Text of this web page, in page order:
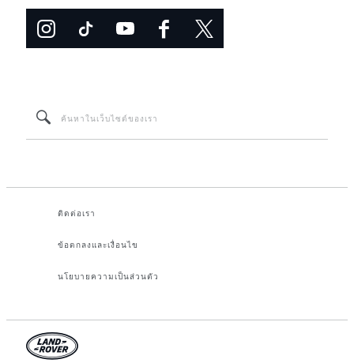
ติดต่อเรา
ข้อตกลงและเงื่อนไข
นโยบายความเป็นส่วนตัว